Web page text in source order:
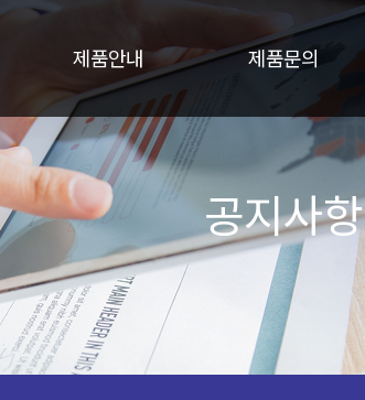
제품안내 제품문의
공지사항